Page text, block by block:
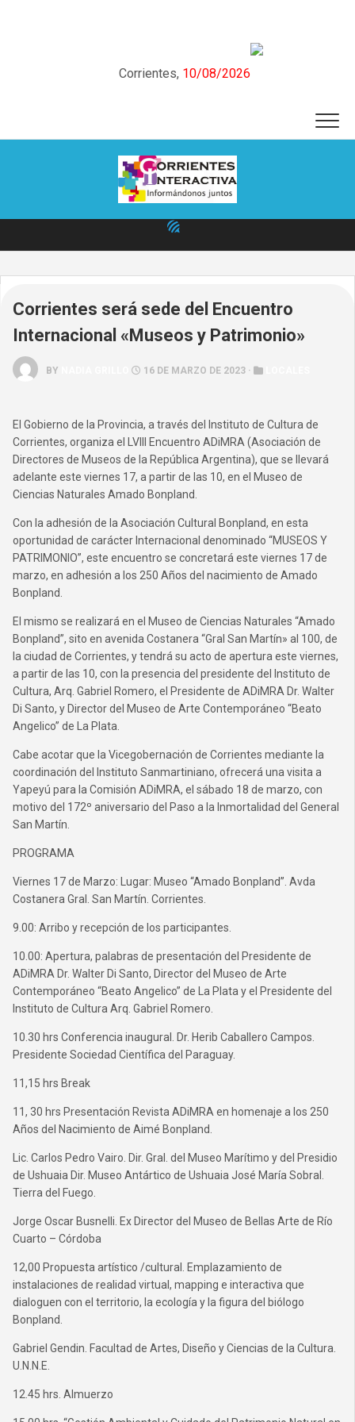
Corrientes, 10/08/2026
Corrientes será sede del Encuentro
Internacional «Museos y Patrimonio»
BY 16 DE MARZO DE 2023 ·
El Gobierno de la Provincia, a través del Instituto de Cultura de
Corrientes, organiza el LVIII Encuentro ADiMRA (Asociación de
Directores de Museos de la República Argentina), que se llevará
adelante este viernes 17, a partir de las 10, en el Museo de
Ciencias Naturales Amado Bonpland.
Con la adhesión de la Asociación Cultural Bonpland, en esta
oportunidad de carácter Internacional denominado “MUSEOS Y
PATRIMONIO”, este encuentro se concretará este viernes 17 de
marzo, en adhesión a los 250 Años del nacimiento de Amado
Bonpland.
El mismo se realizará en el Museo de Ciencias Naturales “Amado
Bonpland”, sito en avenida Costanera “Gral San Martín» al 100, de
la ciudad de Corrientes, y tendrá su acto de apertura este viernes,
a partir de las 10, con la presencia del presidente del Instituto de
Cultura, Arq. Gabriel Romero, el Presidente de ADiMRA Dr. Walter
Di Santo, y Director del Museo de Arte Contemporáneo “Beato
Angelico” de La Plata.
Cabe acotar que la Vicegobernación de Corrientes mediante la
coordinación del Instituto Sanmartiniano, ofrecerá una visita a
Yapeyú para la Comisión ADiMRA, el sábado 18 de marzo, con
motivo del 172º aniversario del Paso a la Inmortalidad del General
San Martín.
PROGRAMA
Viernes 17 de Marzo: Lugar: Museo “Amado Bonpland”. Avda
Costanera Gral. San Martín. Corrientes.
9.00: Arribo y recepción de los participantes.
10.00: Apertura, palabras de presentación del Presidente de
ADiMRA Dr. Walter Di Santo, Director del Museo de Arte
Contemporáneo “Beato Angelico” de La Plata y el Presidente del
Instituto de Cultura Arq. Gabriel Romero.
10.30 hrs Conferencia inaugural. Dr. Herib Caballero Campos.
Presidente Sociedad Científica del Paraguay.
11,15 hrs Break
11, 30 hrs Presentación Revista ADiMRA en homenaje a los 250
Años del Nacimiento de Aimé Bonpland.
Lic. Carlos Pedro Vairo. Dir. Gral. del Museo Marítimo y del Presidio
de Ushuaia Dir. Museo Antártico de Ushuaia José María Sobral.
Tierra del Fuego.
Jorge Oscar Busnelli. Ex Director del Museo de Bellas Arte de Río
Cuarto – Córdoba
12,00 Propuesta artístico /cultural. Emplazamiento de
instalaciones de realidad virtual, mapping e interactiva que
dialoguen con el territorio, la ecología y la figura del biólogo
Bonpland.
Gabriel Gendin. Facultad de Artes, Diseño y Ciencias de la Cultura.
U.N.N.E.
12.45 hrs. Almuerzo